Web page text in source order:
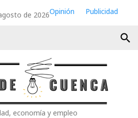
de 2026Opinión
Publicidad
search
economía y empleo